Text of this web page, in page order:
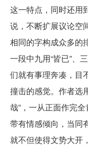
这一特点，同时还用
说，不断扩展议论空
相同的字构成众多的
一段中九用“皆已”、
们就有事理奔凑，目
撞击的感觉。作者选
哉”，一从正面作完
带有情感倾向，当同
就不但使得文势大开